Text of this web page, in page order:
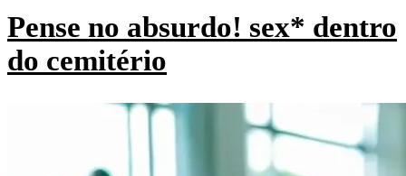
Pense no absurdo! sex* dentro
do cemitério